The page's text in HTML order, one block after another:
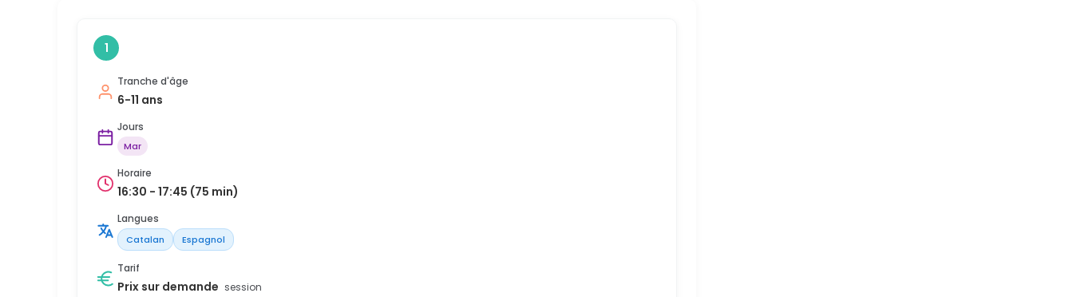
1
Tranche d'âge
6-11 ans
Jours
Mar
Horaire
16:30 - 17:45 (75 min)
Langues
Catalan Espagnol
Tarif
Prix sur demande session